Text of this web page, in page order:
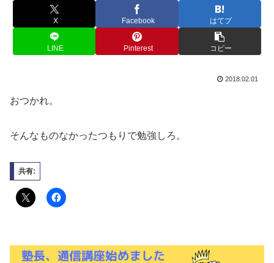
X Facebook はてブ
LINE Pinterest コピー
2018.02.01
おつかれ。
そんなものなかったつもりで勉強しろ。
共有: